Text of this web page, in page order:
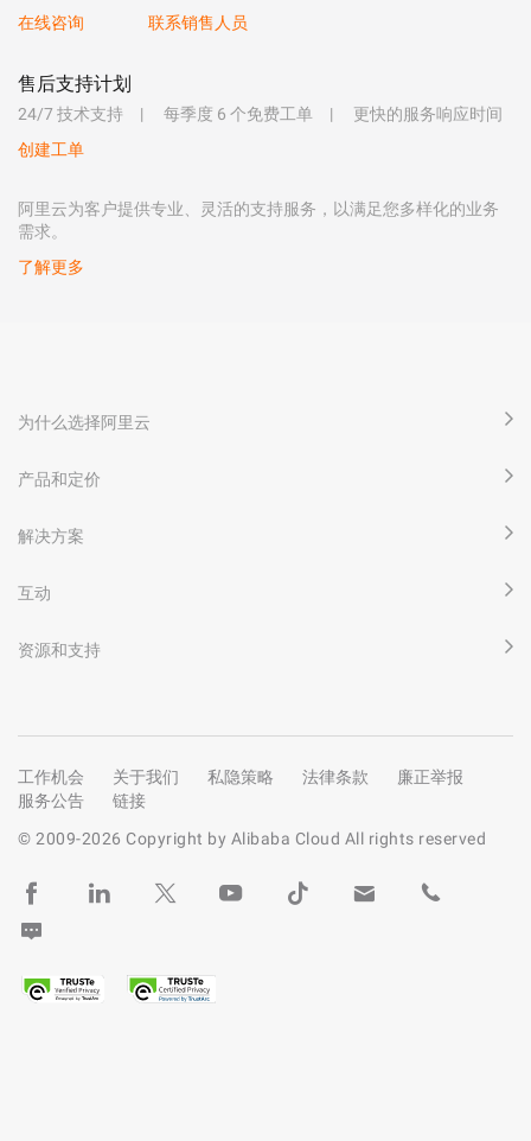
在线咨询
联系销售人员
售后支持计划
24/7 技术支持 每季度 6 个免费工单
更快的服务响应时间
创建工单
阿里云为客户提供专业、灵活的支持服务，以满足您多样化的业务
需求。
了解更多
为什么选择阿里云
产品和定价
解决方案
互动
资源和支持
工作机会 关于我们 私隐策略 法律条款
廉正举报
服务公告
链接
© 2009-2026 Copyright by Alibaba Cloud All rights reserved